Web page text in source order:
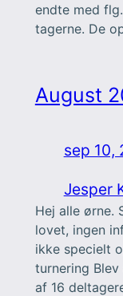
endte med
tagerne. De
August
sep 10,
Jesper
Hej alle ørne.
lovet, ingen
ikke specielt
turnering
af 16